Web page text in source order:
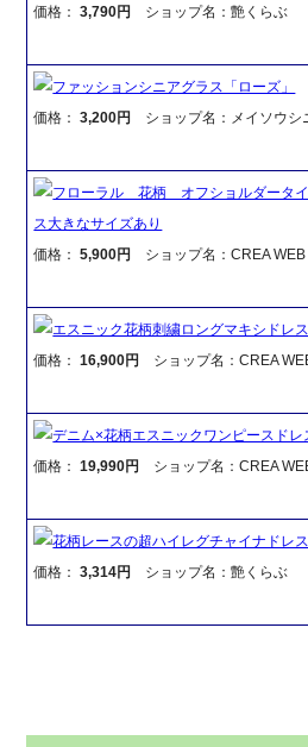
価格：3,790円 ショップ名：艶くらぶ
ファッションシニアグラス「ローズ」
価格：3,200円 ショップ名：メイソウシ
フローラル 花柄 オフショルダータ
ス大きなサイズあり
価格：5,900円 ショップ名：CREA WEB
エスニック花柄刺繍ロングマキシドレス
価格：16,900円 ショップ名：CREA
デニム×花柄エスニックワンピースドレ
価格：19,990円 ショップ名：CREA
花柄レースの超ハイレグチャイナドレス
価格：3,314円 ショップ名：艶くらぶ